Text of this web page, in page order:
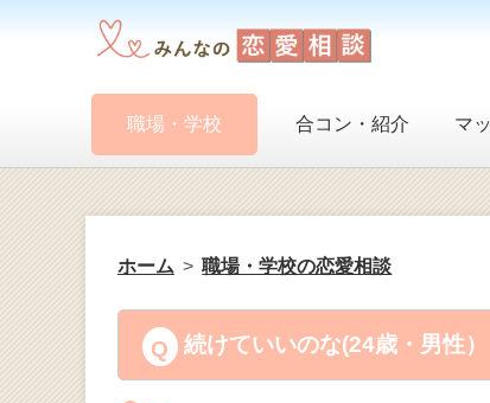
職場・学校 合コン・紹介 マ
ホーム 職場・学校の恋愛相談
続けていいのな(24歳・男性）